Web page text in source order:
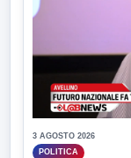
3 AGOSTO 2026
POLITICA